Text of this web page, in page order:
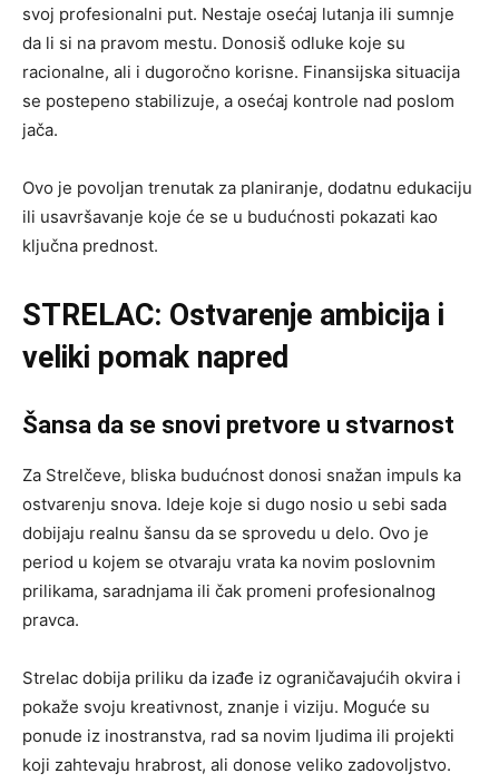
svoj profesionalni put. Nestaje osećaj lutanja ili sumnje
da li si na pravom mestu. Donosiš odluke koje su
racionalne, ali i dugoročno korisne. Finansijska situacija
se postepeno stabilizuje, a osećaj kontrole nad poslom
jača.
Ovo je povoljan trenutak za planiranje, dodatnu edukaciju
ili usavršavanje koje će se u budućnosti pokazati kao
ključna prednost.
STRELAC: Ostvarenje ambicija i
veliki pomak napred
Šansa da se snovi pretvore u stvarnost
Za Strelčeve, bliska budućnost donosi snažan impuls ka
ostvarenju snova. Ideje koje si dugo nosio u sebi sada
dobijaju realnu šansu da se sprovedu u delo. Ovo je
period u kojem se otvaraju vrata ka novim poslovnim
prilikama, saradnjama ili čak promeni profesionalnog
pravca.
Strelac dobija priliku da izađe iz ograničavajućih okvira i
pokaže svoju kreativnost, znanje i viziju. Moguće su
ponude iz inostranstva, rad sa novim ljudima ili projekti
koji zahtevaju hrabrost, ali donose veliko zadovoljstvo.